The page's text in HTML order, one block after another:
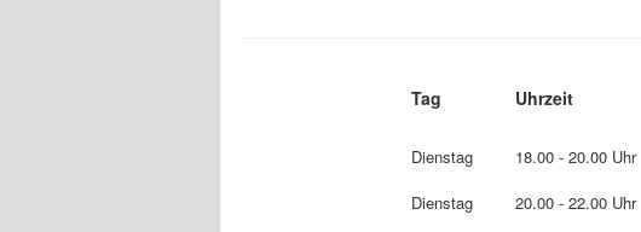
Tag Uhrzeit
Dienstag 18.00 - 20.00 Uhr
Dienstag
20.00 - 22.00 Uhr